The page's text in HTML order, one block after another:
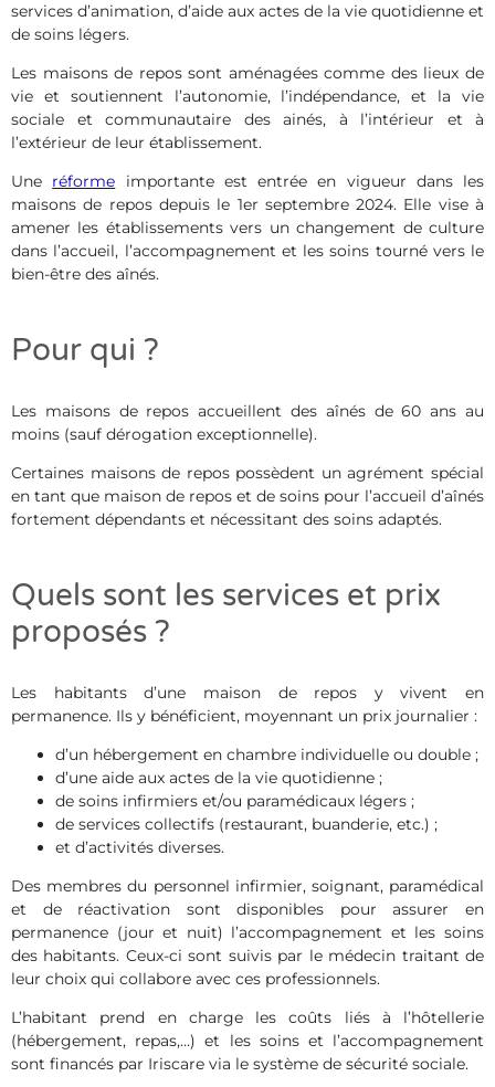
services d’animation, d’aide aux actes de la vie quotidienne et
de soins légers.
Les maisons de repos sont aménagées comme des lieux de
vie et soutiennent l’autonomie, l’indépendance, et la vie
sociale et communautaire des ainés, à l’intérieur et à
l’extérieur de leur établissement.
Une réforme importante est entrée en vigueur dans les
maisons de repos depuis le 1er septembre 2024. Elle vise à
amener les établissements vers un changement de culture
dans l’accueil, l’accompagnement et les soins tourné vers le
bien-être des aînés.
Pour qui ?
Les maisons de repos accueillent des aînés de 60 ans au
moins (sauf dérogation exceptionnelle).
Certaines maisons de repos possèdent un agrément spécial
en tant que maison de repos et de soins pour l’accueil d’aînés
fortement dépendants et nécessitant des soins adaptés.
Quels sont les services et prix
proposés ?
Les habitants d’une maison de repos y vivent en
permanence. Ils y bénéficient, moyennant un prix journalier :
d’un hébergement en chambre individuelle ou double ;
d’une aide aux actes de la vie quotidienne ;
de soins infirmiers et/ou paramédicaux légers ;
de services collectifs (restaurant, buanderie, etc.) ;
et d’activités diverses.
Des membres du personnel infirmier, soignant, paramédical
et de réactivation sont disponibles pour assurer en
permanence (jour et nuit) l’accompagnement et les soins
des habitants. Ceux-ci sont suivis par le médecin traitant de
leur choix qui collabore avec ces professionnels.
L’habitant prend en charge les coûts liés à l’hôtellerie
(hébergement, repas,…) et les soins et l’accompagnement
sont financés par Iriscare via le système de sécurité sociale.